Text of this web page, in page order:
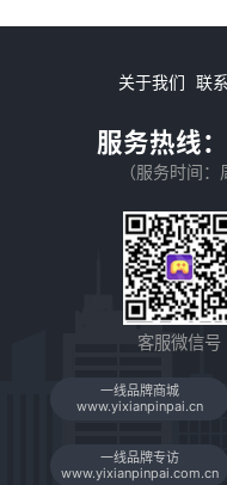
关于我们 联
服务热线：
（服务时间
客服微信号
一线品牌商城
www.yixianpinpai.cn
一线品牌专访
www.yixianpinpai.com.cn